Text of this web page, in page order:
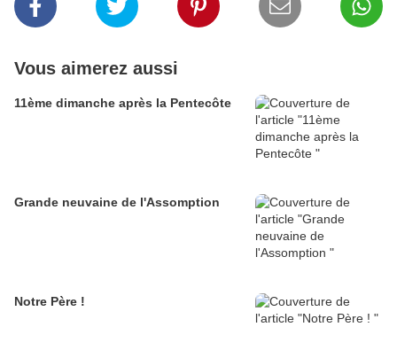
Vous aimerez aussi
11ème dimanche après la Pentecôte
Grande neuvaine de l'Assomption
Notre Père !